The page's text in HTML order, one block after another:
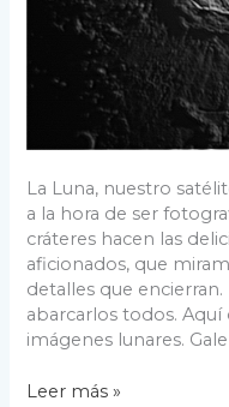
La Luna, nuestro
a la hora de ser
cráteres hacen las
aficionados, que
detalles que
abarcarlos todos.
imágenes lunares.
Imágenes
Leer más »